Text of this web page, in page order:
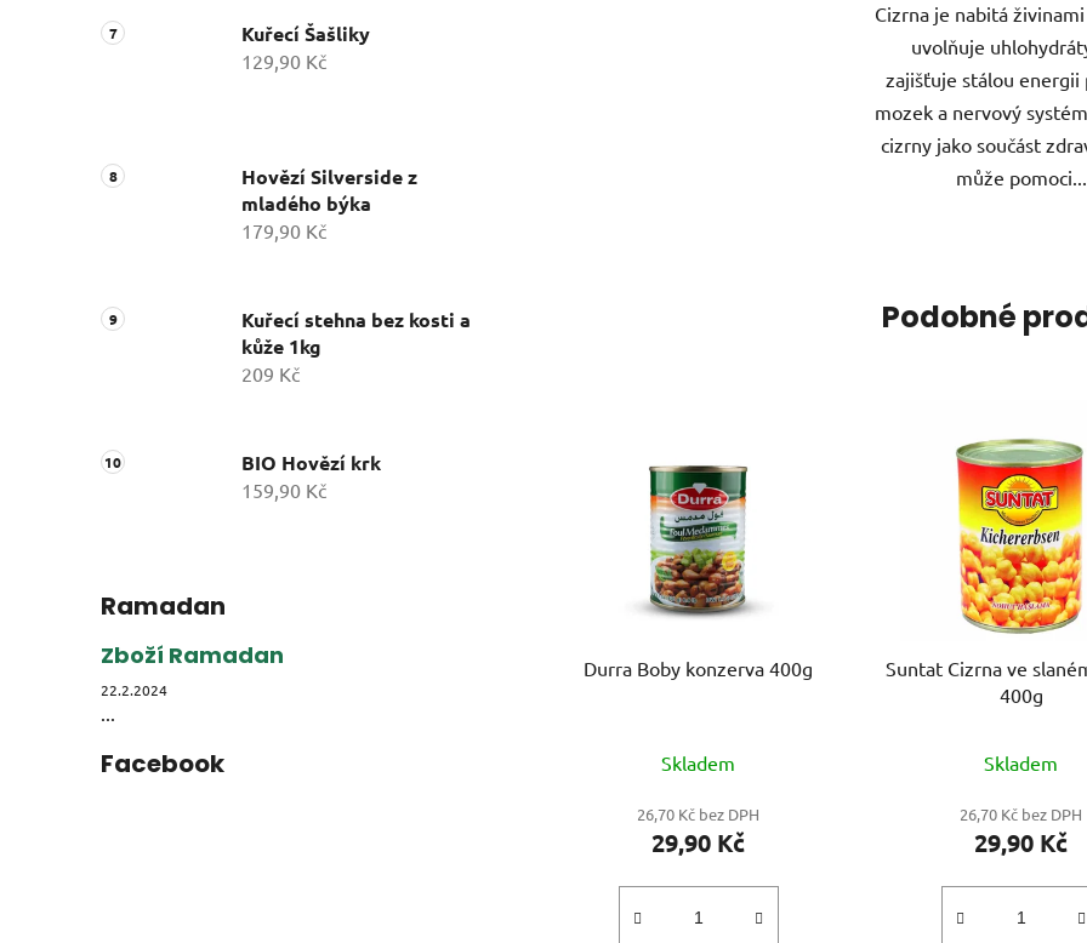
Kuřecí Šašliky
129,90 Kč
Hovězí Silverside z
mladého býka
179,90 Kč
Kuřecí stehna bez kosti a
kůže 1kg
209 Kč
BIO Hovězí krk
159,90 Kč
Ramadan
Zboží Ramadan
22.2.2024
Facebook
Cizrna je nabitá
uvolňuje
zajišťuje stálou energii
mozek a nervový
cizrny jako součást
může pomoci...
Podobné
Durra Boby konzerva 400g
Skladem
26,70 Kč bez DPH
29,90 Kč
Suntat Cizrna ve
400g
Skladem
26,70 Kč bez DPH
29,90 Kč